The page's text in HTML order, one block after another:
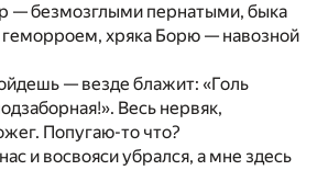
— безмозглыми пернатыми, быка
хряка Борю — навозной
— везде блажит: «Голь
Весь нервяк,
Попугаю-то что?
и восвояси убрался, а мне здесь